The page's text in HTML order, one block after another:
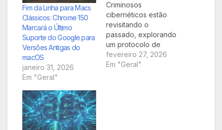
Fim da Linha para Macs
Clássicos: Chrome 150
Marcará o Último
Suporte do Google para
Versões Antigas do
macOS
janeiro 31, 2026
Em "Geral"
Criminosos
cibernéticos estão
revisitando o
passado, explorando
um protocolo de
comunicação da
década de 90 – o
fevereiro 27, 2026
Em "Geral"